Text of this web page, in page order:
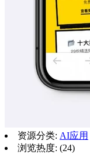
资源分类: AI应用
浏览热度: (24)